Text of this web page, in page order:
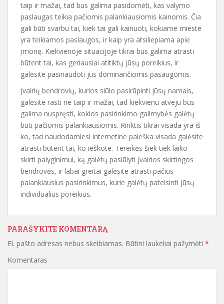
taip ir mažai, tad bus galima pasidomėti, kas valymo
paslaugas teikia pačiomis palankiausiomis kainomis. Čia
gali būti svarbu tai, kiek tai gali kainuoti, kokiame mieste
yra teikiamos paslaugos, ir kaip yra atsiliepiama apie
įmonę. Kiekvienoje situacijoje tikrai bus galima atrasti
būtent tai, kas geriausiai atitiktų jūsų poreikius, ir
galėsite pasinaudoti jus dominančiomis pasaugomis.
Įvairių bendrovių, kurios siūlo pasirūpinti jūsų namais,
galėsite rasti ne taip ir mažai, tad kiekvienu atveju bus
galima nuspręsti, kokios pasirinkimo galimybės galėtų
būti pačiomis palankiausiomis. Rinktis tikrai visada yra iš
ko, tad naudodamiesi internetine paieška visada galėsite
atrasti būtent tai, ko ieškote. Tereikės šiek tiek laiko
skirti palyginimui, ką galėtų pasiūlyti įvairios skirtingos
bendrovės, ir labai greitai galėsite atrasti pačius
palankiausius pasirinkimus, kurie galėtų pateisinti jūsų
individualius poreikius.
PARAŠYKITE KOMENTARĄ
El. pašto adresas nebus skelbiamas. Būtini laukeliai pažymėti *
Komentaras